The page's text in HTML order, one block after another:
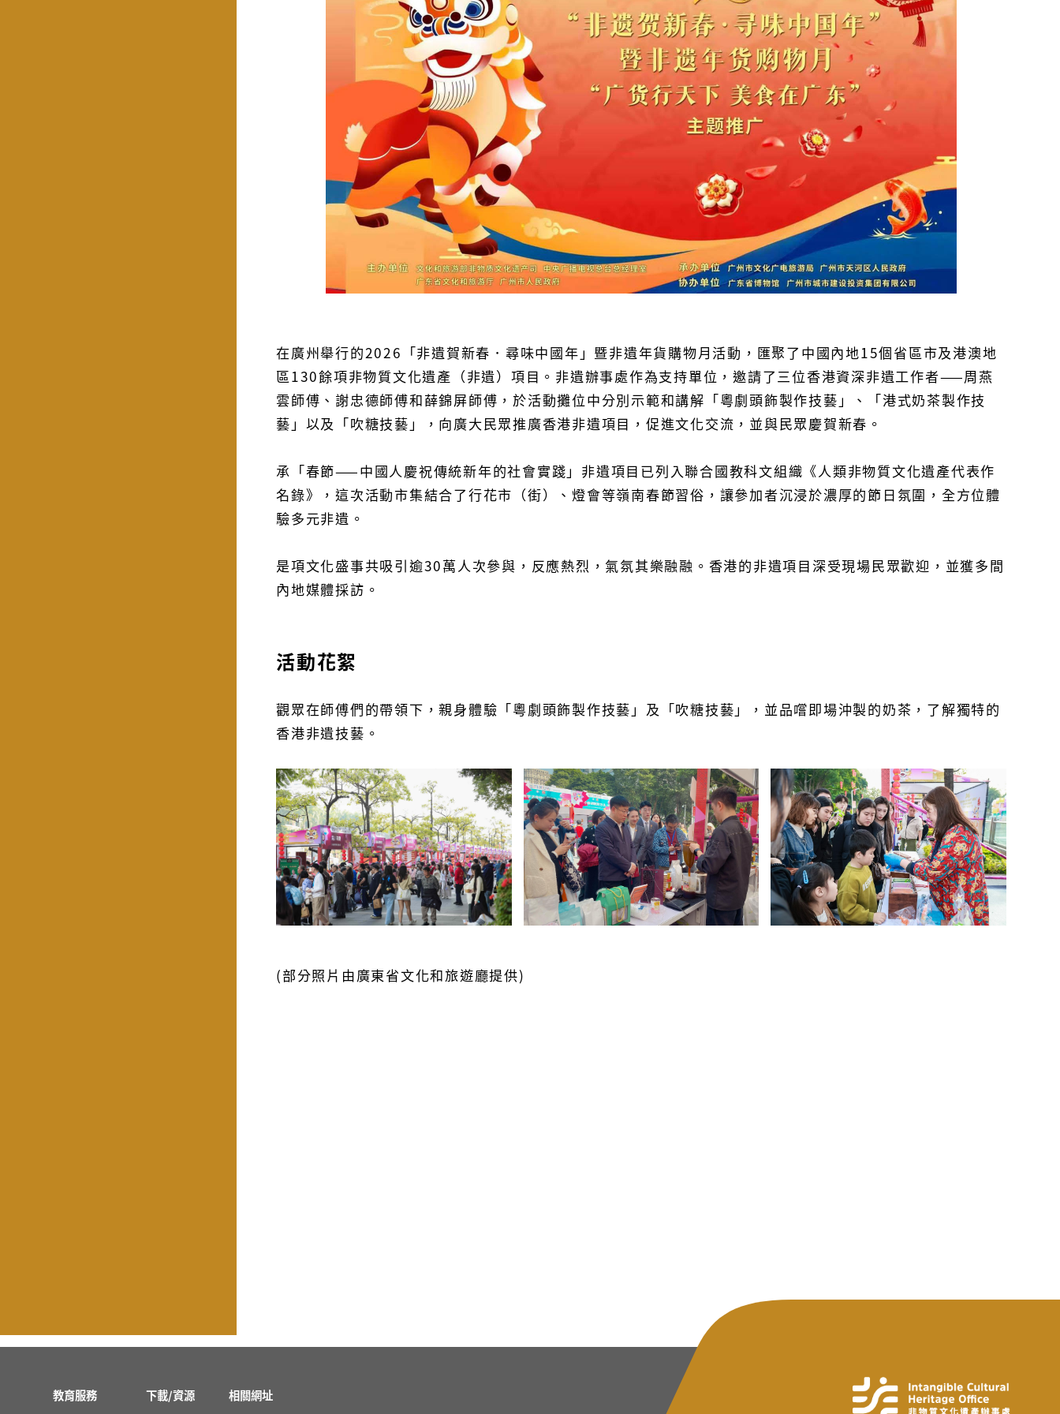
在廣州舉行的2026「非遺賀新春．尋味中國年」暨非遺年貨購物月活動，匯聚了中國內地15個省區市及港澳地
區130餘項非物質文化遺產（非遺）項目。非遺辦事處作為支持單位，邀請了三位香港資深非遺工作者——周燕
雲師傅、謝忠德師傅和薛錦屏師傅，於活動攤位中分別示範和講解「粵劇頭飾製作技藝」、「港式奶茶製作技
藝」以及「吹糖技藝」，向廣大民眾推廣香港非遺項目，促進文化交流，並與民眾慶賀新春。
承「春節——中國人慶祝傳統新年的社會實踐」非遺項目已列入聯合國教科文組織《人類非物質文化遺產代表作
名錄》，這次活動市集結合了行花市（街）、燈會等嶺南春節習俗，讓參加者沉浸於濃厚的節日氛圍，全方位體
驗多元非遺。
是項文化盛事共吸引逾30萬人次參與，反應熱烈，氣氛其樂融融。香港的非遺項目深受現場民眾歡迎，並獲多間
內地媒體採訪。
活動花絮
觀眾在師傅們的帶領下，親身體驗「粵劇頭飾製作技藝」及「吹糖技藝」，並品嚐即場沖製的奶茶，了解獨特的
香港非遺技藝。
(部分照片由廣東省文化和旅遊廳提供)
教育服務 下載/資源 相關網址